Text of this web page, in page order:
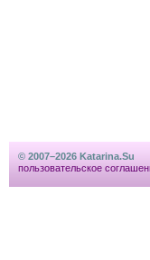
© 2007–2026 Katarina.Su
пользовательское